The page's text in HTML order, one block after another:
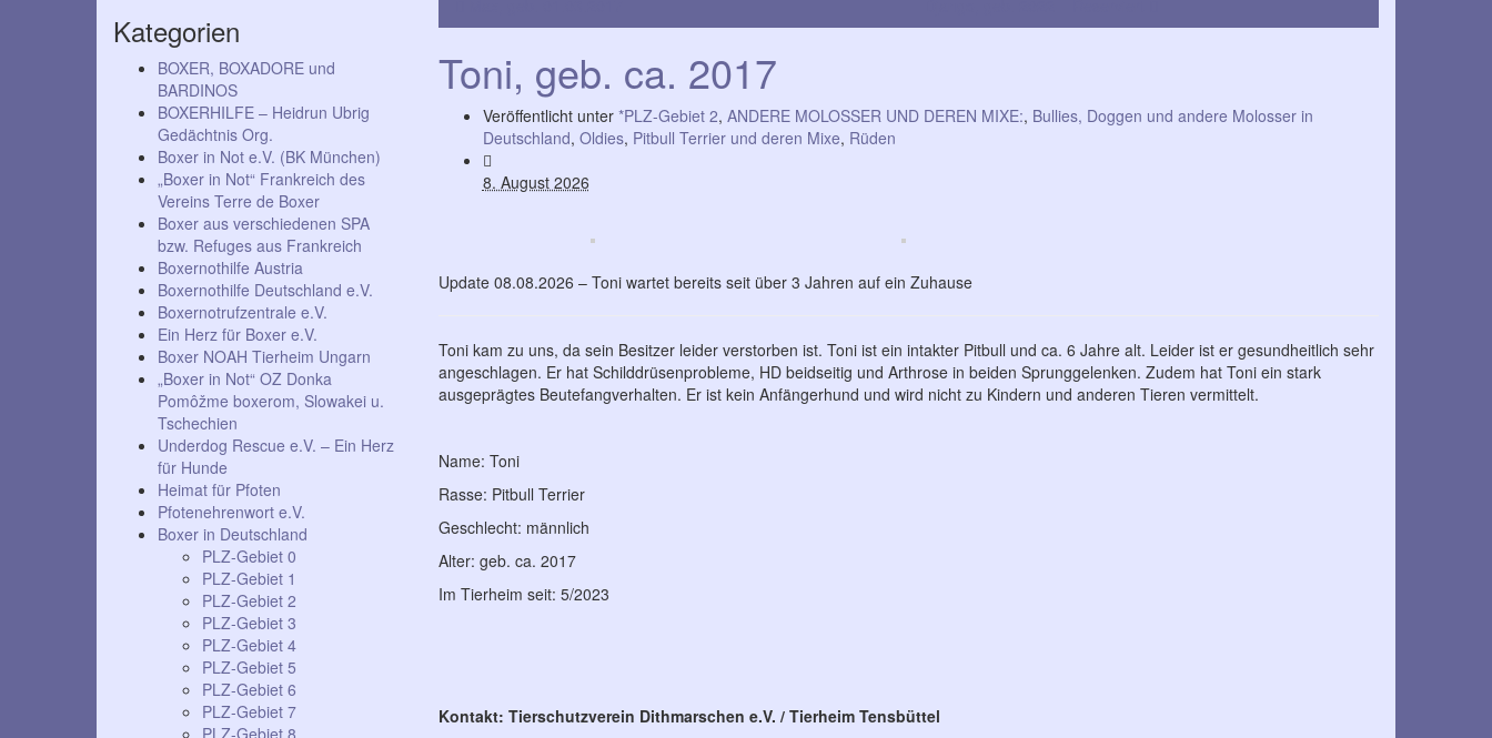
Toni, geb. ca. 2017
Veröffentlicht unter *PLZ-Gebiet 2, ANDERE MOLOSSER UND DEREN MIXE:, Bullies, Doggen und andere Molosser in
Deutschland, Oldies, Pitbull Terrier und deren Mixe, Rüden
8. August 2026
Update 08.08.2026 – Toni wartet bereits seit über 3 Jahren auf ein Zuhause
Toni kam zu uns, da sein Besitzer leider verstorben ist. Toni ist ein intakter Pitbull und ca. 6 Jahre alt. Leider ist er gesundheitlich sehr
angeschlagen. Er hat Schilddrüsenprobleme, HD beidseitig und Arthrose in beiden Sprunggelenken. Zudem hat Toni ein stark
ausgeprägtes Beutefangverhalten. Er ist kein Anfängerhund und wird nicht zu Kindern und anderen Tieren vermittelt.
Name: Toni
Rasse: Pitbull Terrier
Geschlecht: männlich
Alter: geb. ca. 2017
Im Tierheim seit: 5/2023
Kontakt: Tierschutzverein Dithmarschen e.V. / Tierheim Tensbüttel
Kategorien
BOXER, BOXADORE und
BARDINOS
BOXERHILFE – Heidrun Ubrig
Gedächtnis Org.
Boxer in Not e.V. (BK München)
„Boxer in Not“ Frankreich des
Vereins Terre de Boxer
Boxer aus verschiedenen SPA
bzw. Refuges aus Frankreich
Boxernothilfe Austria
Boxernothilfe Deutschland e.V.
Boxernotrufzentrale e.V.
Ein Herz für Boxer e.V.
Boxer NOAH Tierheim Ungarn
„Boxer in Not“ OZ Donka
Pomôžme boxerom, Slowakei u.
Tschechien
Underdog Rescue e.V. – Ein Herz
für Hunde
Heimat für Pfoten
Pfotenehrenwort e.V.
Boxer in Deutschland
PLZ-Gebiet 0
PLZ-Gebiet 1
PLZ-Gebiet 2
PLZ-Gebiet 3
PLZ-Gebiet 4
PLZ-Gebiet 5
PLZ-Gebiet 6
PLZ-Gebiet 7